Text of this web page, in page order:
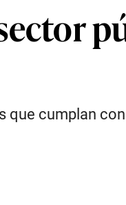
que cumplan